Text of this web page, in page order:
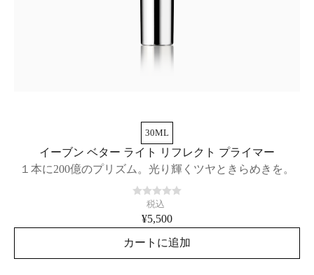
30ML
イーブン ベター ライト リフレクト プライマー
１本に200億のプリズム。光り輝くツヤときらめきを。
税込
¥5,500
カートに追加